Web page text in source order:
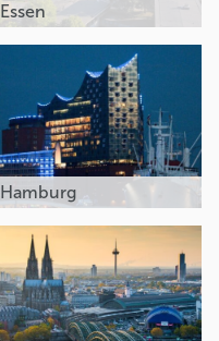
Essen
Hamburg